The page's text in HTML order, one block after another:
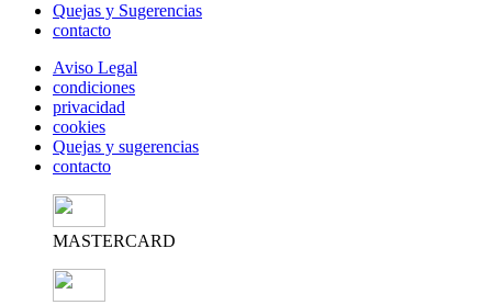
Quejas y Sugerencias
contacto
Aviso Legal
condiciones
privacidad
cookies
Quejas y sugerencias
contacto
MASTERCARD